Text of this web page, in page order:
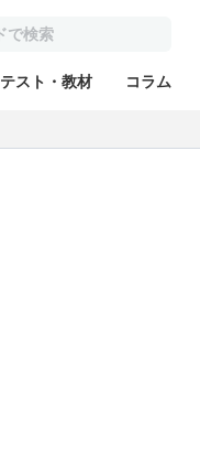
テスト・教材 コラム